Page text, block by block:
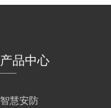
产品中心
智慧安防